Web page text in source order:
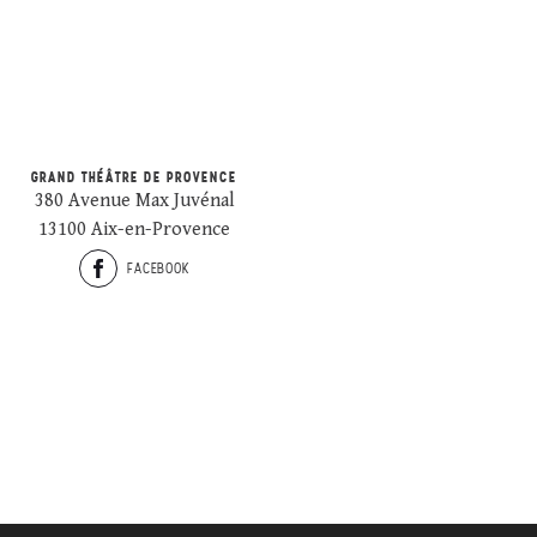
GRAND THÉÂTRE DE PROVENCE
380 Avenue Max Juvénal
13100 Aix-en-Provence
FACEBOOK